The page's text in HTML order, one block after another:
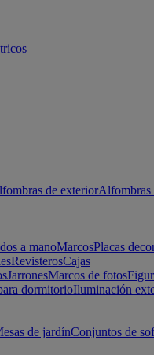
de exteriorAlfombras
a manoMarcosPlacas
RevisterosCajas
JarronesMarcos de fotos
dormitorioIluminación
de jardínConjuntos de